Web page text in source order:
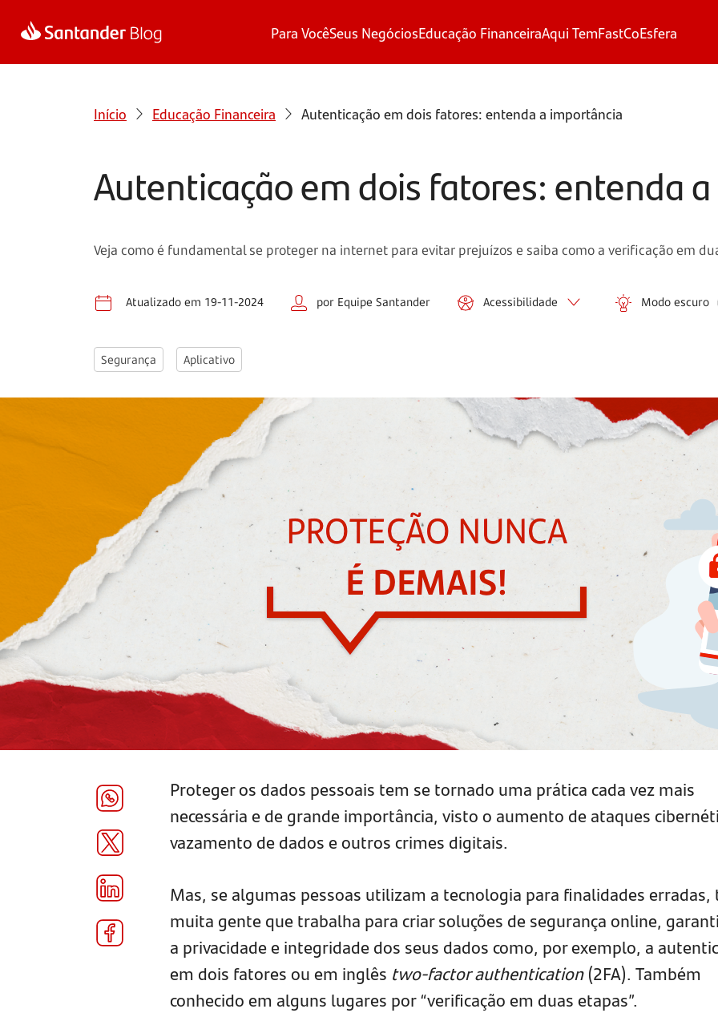
Para VocêSeus NegóciosEducação FinanceiraAqui TemFastCoEsfera
Início Educação Financeira Autenticação em dois fatores: entenda a importância
Autenticação em dois fatores: entenda
Veja como é fundamental se proteger na internet para evitar prejuízos e saiba como a verificação em
Atualizado em 19-11-2024 por Equipe Santander Acessibilidade Modo escuro
Segurança Aplicativo
Proteger os dados pessoais tem se tornado uma prática cada vez mais
necessária e de grande importância, visto o aumento de ataques
vazamento de dados e outros crimes digitais.
Mas, se algumas pessoas utilizam a tecnologia para finalidades erradas,
muita gente que trabalha para criar soluções de segurança online,
a privacidade e integridade dos seus dados como, por exemplo, a
em dois fatores ou em inglês two-factor authentication(2FA). Também
conhecido em alguns lugares por “verificação em duas etapas”.